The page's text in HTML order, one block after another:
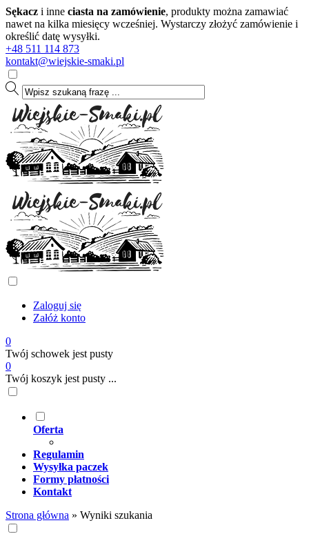
Sękacz i inne ciasta na zamówienie, produkty można zamawiać
nawet na kilka miesięcy wcześniej. Wystarczy złożyć zamówienie i
określić datę wysyłki.
+48 511 114 873
kontakt@wiejskie-smaki.pl
Zaloguj się
Załóż konto
0
Twój schowek jest pusty
0
Twój koszyk jest pusty ...
Oferta
Regulamin
Wysyłka paczek
Formy płatności
Kontakt
Strona główna » Wyniki szukania